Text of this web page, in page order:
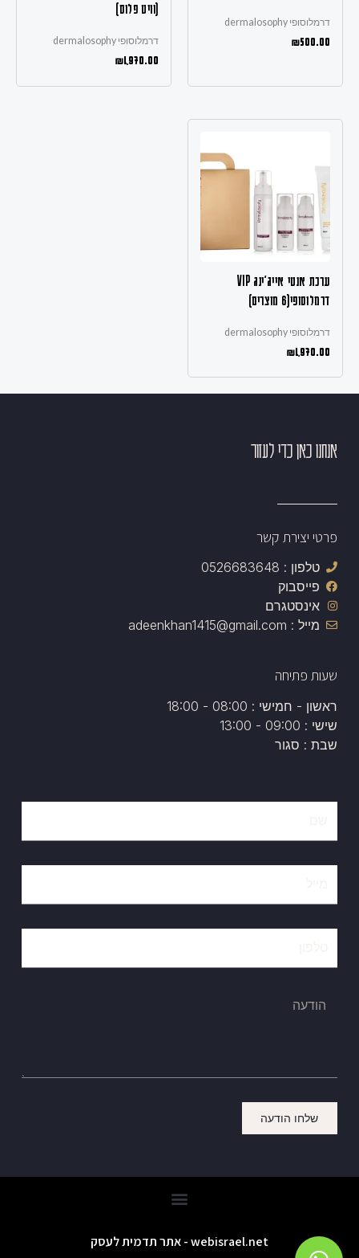
דרמלוסופי dermalosophy
₪500.00
(וויט פלוס)
דרמלוסופי dermalosophy
₪1,970.00
ערכת אנטי אייג'ינג VIP
דרמלוסופי(6 מוצרים)
דרמלוסופי dermalosophy
₪1,970.00
אנחנו כאן כדי לעזור
פרטי יצירת קשר
טלפון : 0526683648
פייסבוק
אינסטגרם
מייל : adeenkhan1415@gmail.com
שעות פתיחה
ראשון - חמישי : 08:00 - 18:00
שישי : 09:00 - 13:00
שבת : סגור
שלחו הודעה
webisrael.net - אתר תדמית לעסק